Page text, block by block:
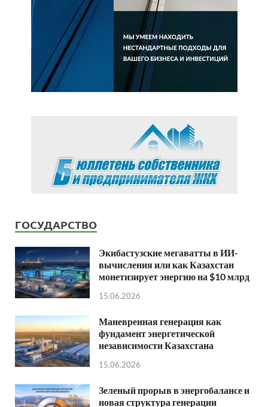
ГОСУДАРСТВО
Экибастузские мегаватты в ИИ-
вычисления или как Казахстан
монетизирует энергию на $10 млрд
15.06.2026
Маневренная генерация как
фундамент энергетической
независимости Казахстана
15.06.2026
Зеленый прорыв в энергобалансе и
новая структура генерации